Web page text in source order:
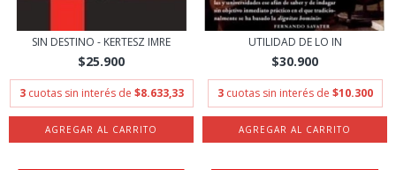
SIN DESTINO - KERTESZ IMRE
$25.900
3 cuotas sin interés de $8.633,33
UTILIDAD DE LO IN
$30.900
3 cuotas sin interés de $10.300